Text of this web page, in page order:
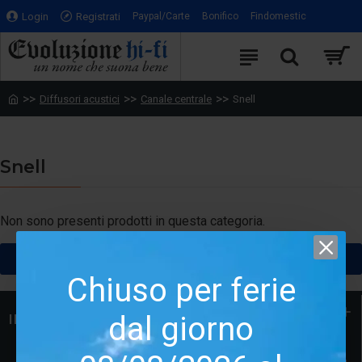
Chiuso per ferie
dal giorno
Login Registrati Paypal/Carte Bonifico Findomestic
Diffusori acustici Canale centrale Snell
Snell
Non sono presenti prodotti in questa categoria.
INFORMAZIONI